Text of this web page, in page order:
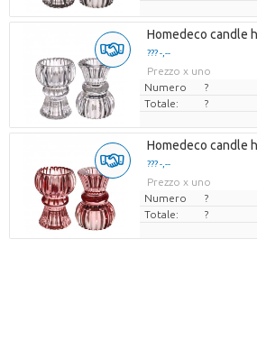
Homedeco candle
??? -,--
Prezzo x uno
Numero
?
Totale:
?
Homedeco candle
??? -,--
Prezzo x uno
Numero
?
Totale:
?